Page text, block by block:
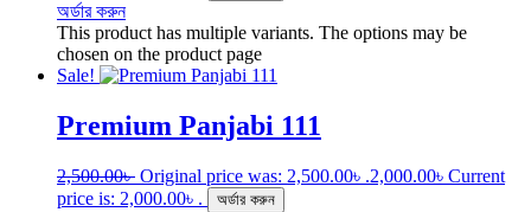
অর্ডার করুন
This product has multiple variants. The options may be
chosen on the product page
Sale!
Premium Panjabi 111
2,500.00৳ Original price was: 2,500.00৳ .2,000.00৳ Current
price is: 2,000.00৳ .
অর্ডার করুন